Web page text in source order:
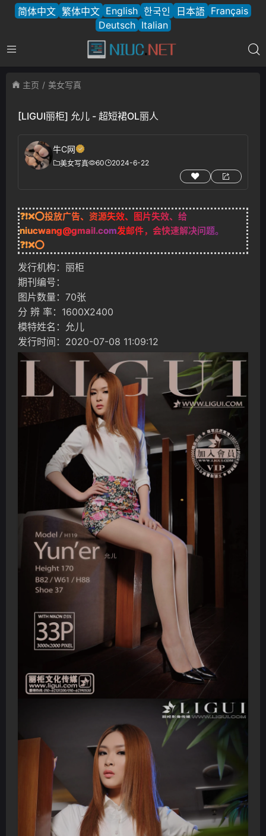
简体中文 繁体中文 English 한국인 日本語 Français
Deutsch Italian
主页 美女写真
[LIGUI丽柜] 允儿 - 超短裙OL丽人
牛C网
美女写真 60 2024-6-22
❓❗❌⭕投放广告、资源失效、图片失效、给
niucwang@gmail.com发邮件，会快速解决问题。
❓❗❌⭕
发行机构：丽柜
期刊编号：
图片数量：70张
分 辨 率：1600X2400
模特姓名：允儿
发行时间：2020-07-08 11:09:12